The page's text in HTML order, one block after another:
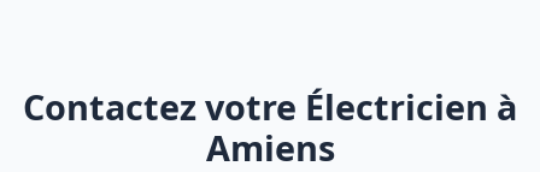
Contactez votre Électricien à
Amiens